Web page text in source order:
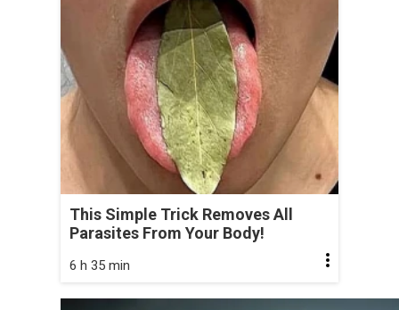
This Simple Trick Removes All
Parasites From Your Body!
6 h 35 min